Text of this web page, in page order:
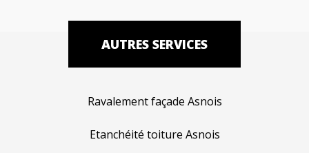
AUTRES SERVICES
Ravalement façade Asnois
Etanchéité toiture Asnois